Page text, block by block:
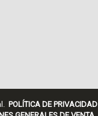
POLÍTICA DE PRIVACIDAD